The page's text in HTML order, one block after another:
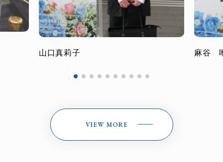
山口真莉子 麻谷
VIEW MORE